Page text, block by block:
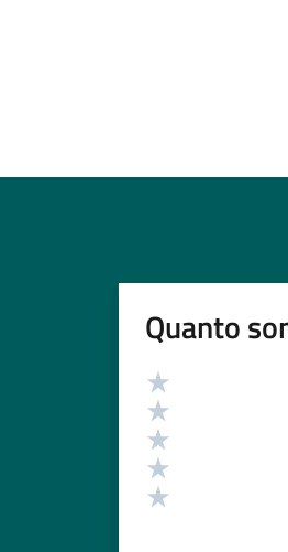
Quanto
Valutazione